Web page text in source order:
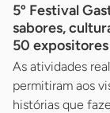
5º Festival
sabores,
50 expositores
As atividades
permitiram aos
histórias que